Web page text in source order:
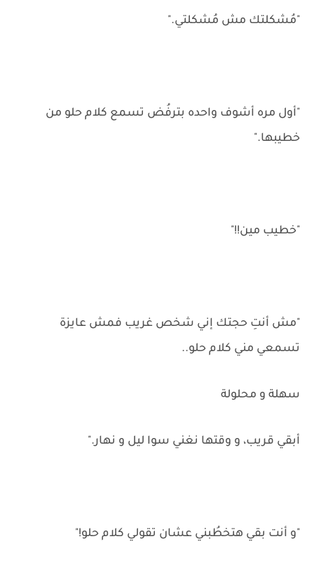
"مُشكلتك مش مُشكلتي."
"أول مره أشوف واحده بترفُض تسمع كلام حلو من
خطيبها."
"خطيب مين!!"
"مش أنتِ حجتك إني شخص غريب فمش عايزة
تسمعي مني كلام حلو..
سهلة و محلولة
أبقي قريب، و وقتها نغني سوا ليل و نهار."
"و أنت بقي هتخطُبني عشان تقولي كلام حلو!"